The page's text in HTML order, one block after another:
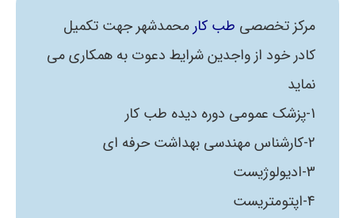
مرکز تخصصی طب کار محمدشهر جهت تکمیل
کادر خود از واجدین شرایط دعوت به همکاری می
نماید
1-پزشک عمومی دوره دیده طب کار
2-کارشناس مهندسی بهداشت حرفه ای
3-ادیولوژیست
4-اپتومتریست